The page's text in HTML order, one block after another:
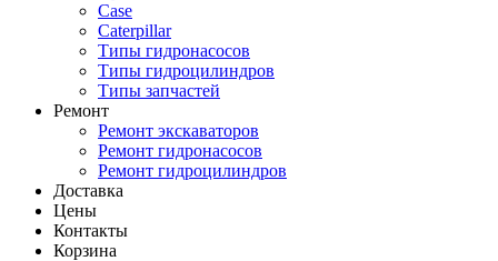
Case
Caterpillar
Типы гидронасосов
Типы гидроцилиндров
Типы запчастей
Ремонт
Ремонт экскаваторов
Ремонт гидронасосов
Ремонт гидроцилиндров
Доставка
Цены
Контакты
Корзина